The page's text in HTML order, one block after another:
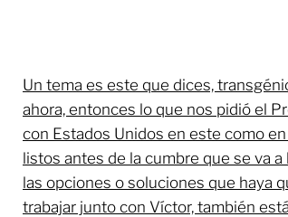
Un tema es este que dices,
ahora, entonces lo que nos pidió el
con Estados Unidos en este como
listos antes de la cumbre que se va
las opciones o soluciones que haya
trabajar junto con Víctor, también